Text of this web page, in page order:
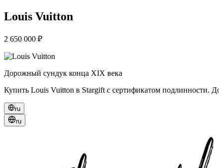
Louis Vuitton
2 650 000 ₽
Дорожный сундук конца XIX века
Купить Louis Vuitton в Stargift с сертификатом подлинности.
ru
ru